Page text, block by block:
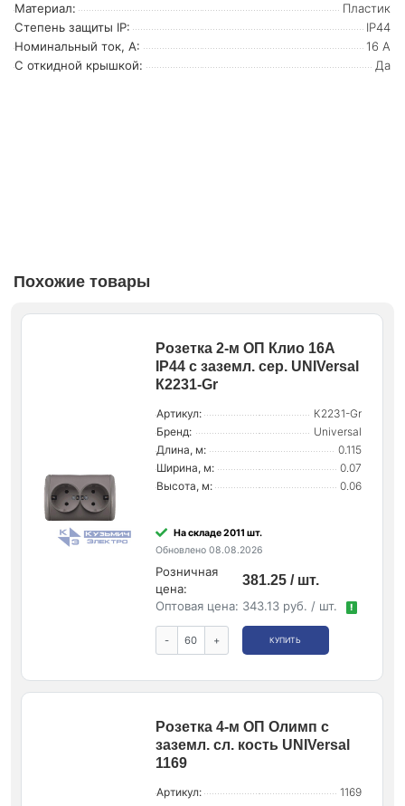
Материал:
Пластик
Степень защиты IP:
IP44
Номинальный ток, А:
16 А
С откидной крышкой:
Да
Похожие товары
Розетка 2-м ОП Клио 16А
IP44 с заземл. сер. UNIVersal
К2231-Gr
Артикул:
К2231-Gr
Бренд:
Universal
Длина, м:
0.115
Ширина, м:
0.07
Высота, м:
0.06
На складе 2011 шт.
Обновлено 08.08.2026
Розничная
цена:
381.25 / шт.
Оптовая цена: 343.13 руб. / шт. !
- + КУПИТЬ
Розетка 4-м ОП Олимп с
заземл. сл. кость UNIVersal
1169
Артикул:
1169